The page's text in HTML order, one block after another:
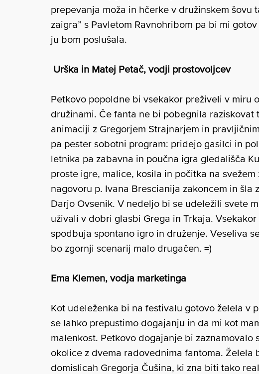
prepevanja moža in hčerke v družinskem šovu
zaigra” s Pavletom Ravnohribom pa bi mi
ju bom poslušala.
Urška in Matej Petač, vodji prostovoljcev
Petkovo popoldne bi vsekakor preživeli v miru
družinami. Če fanta ne bi pobegnila
animaciji z Gregorjem Strajnarjem in
pa pester sobotni program: pridejo gasilci in
letnika pa zabavna in poučna igra gledališča
proste igre, malice, kosila in počitka na
nagovoru p. Ivana Brescianija zakoncem in šla
Darjo Ovsenik. V nedeljo bi se udeležili svete
uživali v dobri glasbi Grega in Trkaja.
spodbuja spontano igro in druženje. Veseliva
bo zgornji scenarij malo drugačen. =)
Ema Klemen, vodja marketinga
Kot udeleženka bi na festivalu gotovo želela v
se lahko prepustimo dogajanju in da mi kot
malenkost. Petkovo dogajanje bi zaznamovalo
okolice z dvema radovednima fantoma. Želela
domislicah Gregorja Čušina, ki zna biti tako